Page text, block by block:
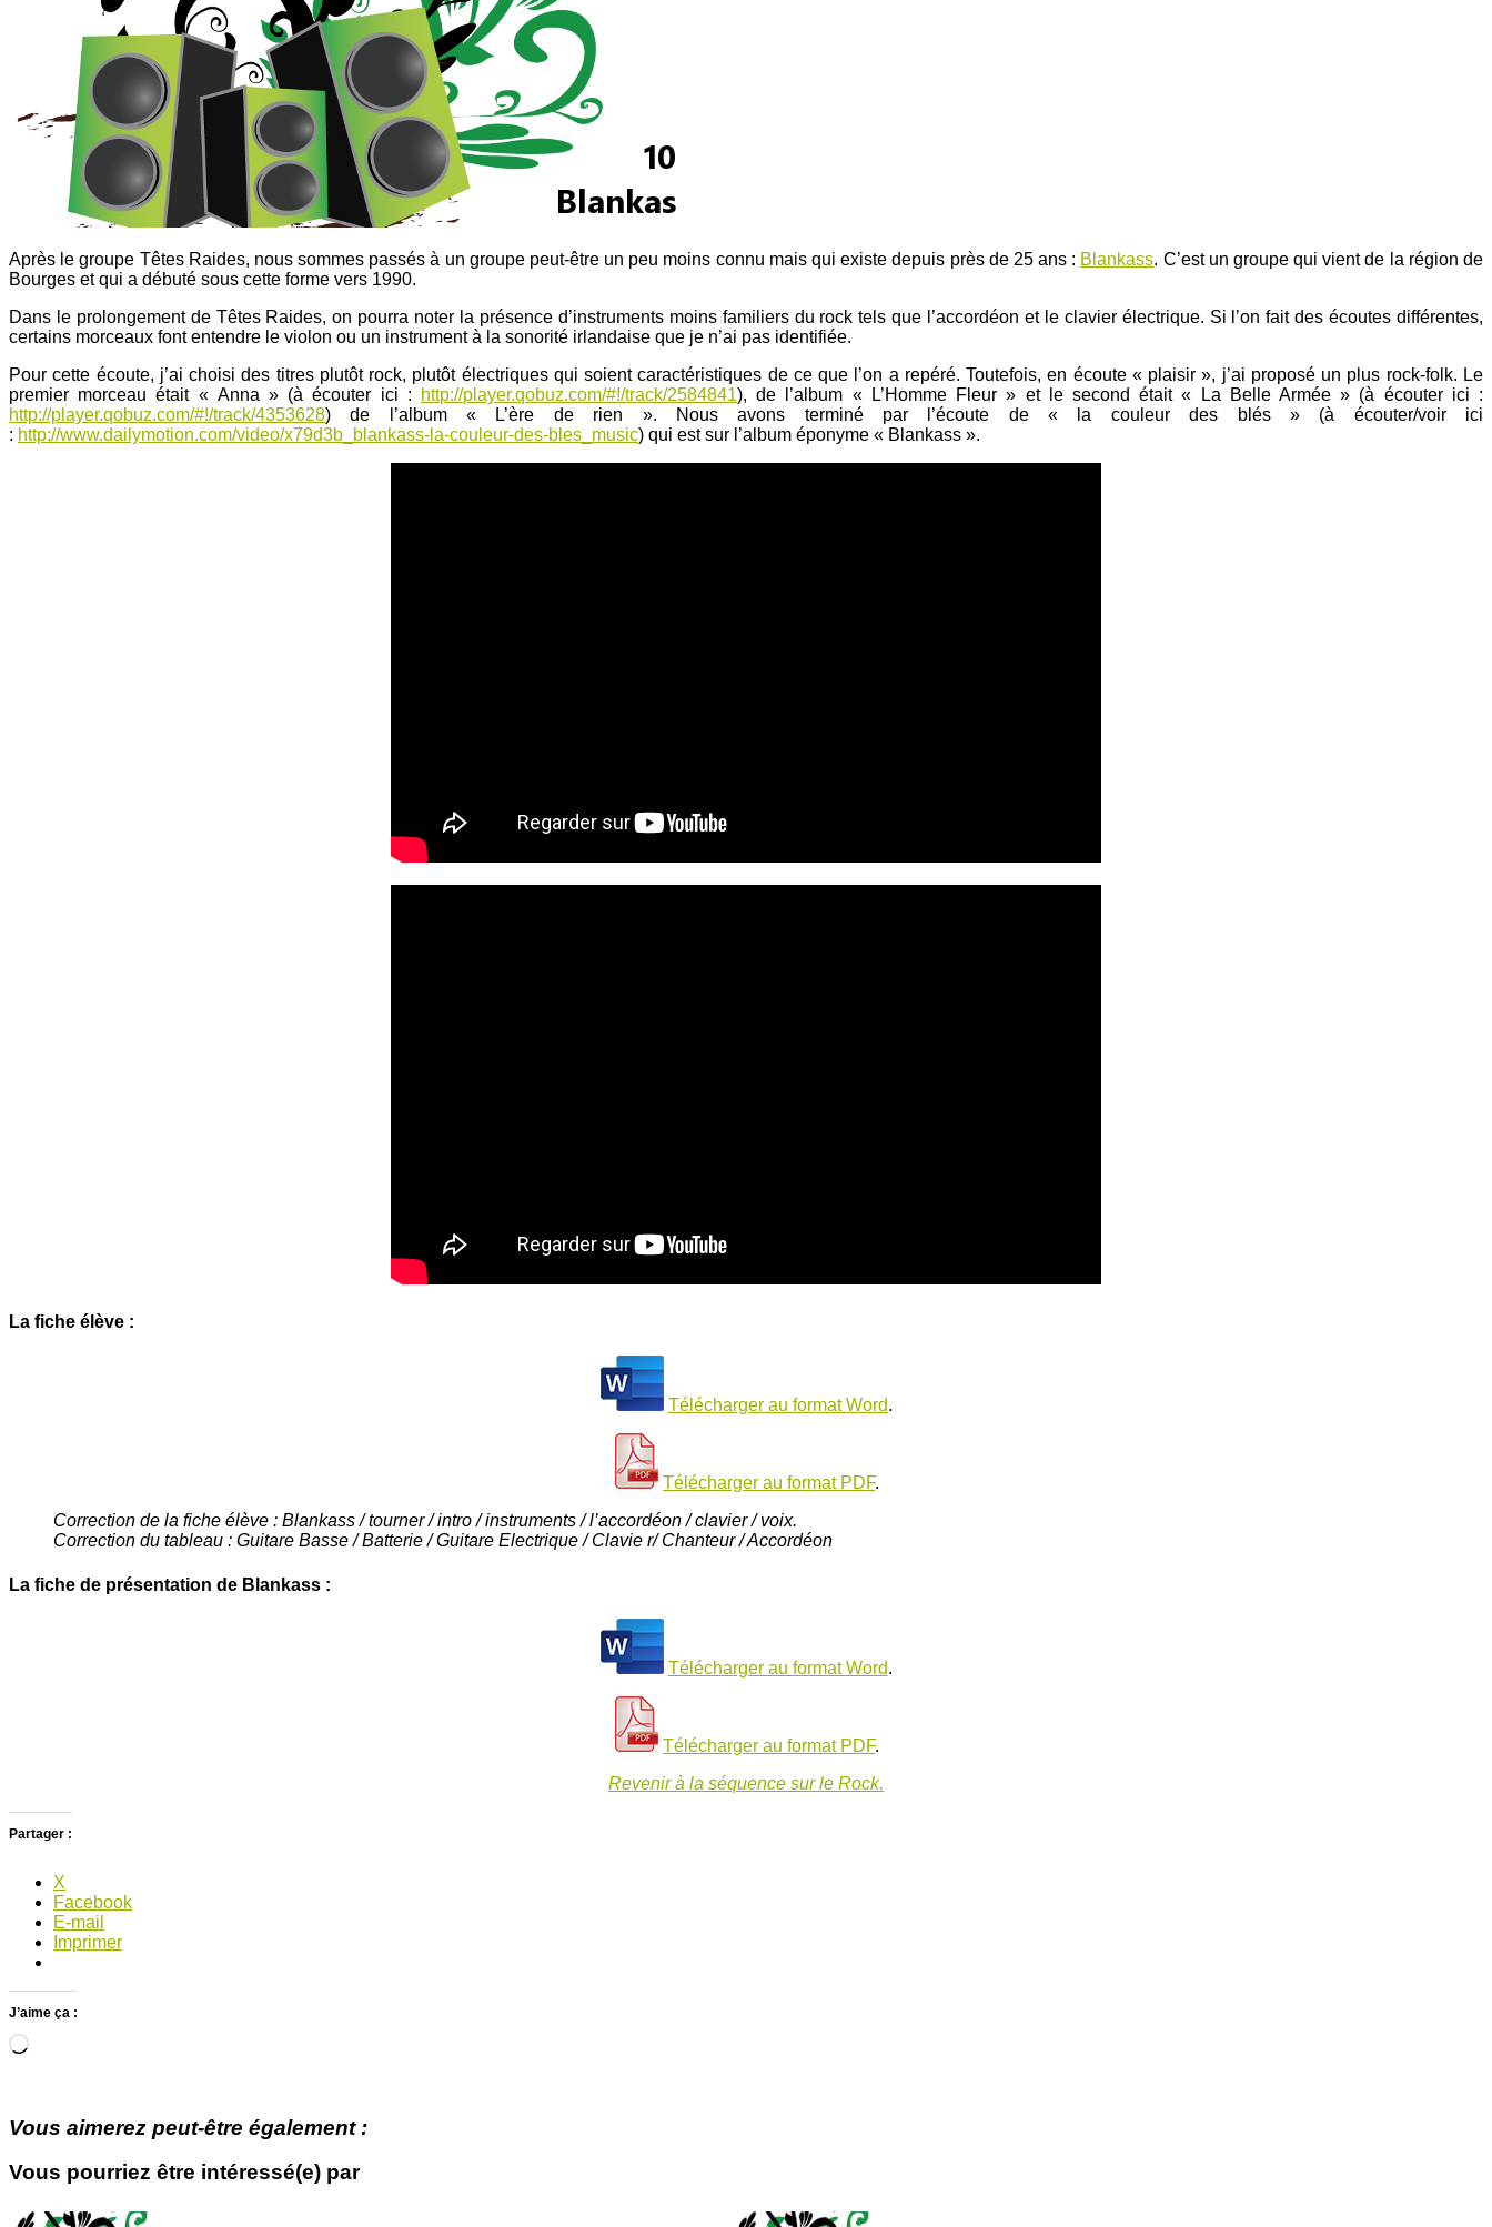
Après le groupe Têtes Raides, nous sommes passés à un groupe peut-être un peu moins connu mais qui existe depuis près de 25 ans : Blankass. C’est un groupe qui vient de la région de
Bourges et qui a débuté sous cette forme vers 1990.
Dans le prolongement de Têtes Raides, on pourra noter la présence d’instruments moins familiers du rock tels que l’accordéon et le clavier électrique. Si l’on fait des écoutes différentes,
certains morceaux font entendre le violon ou un instrument à la sonorité irlandaise que je n’ai pas identifiée.
Pour cette écoute, j’ai choisi des titres plutôt rock, plutôt électriques qui soient caractéristiques de ce que l’on a repéré. Toutefois, en écoute « plaisir », j’ai proposé un plus rock-folk. Le
premier morceau était « Anna » (à écouter ici :
http://player.qobuz.com/#!/track/2584841), de l’album « L’Homme Fleur » et le second était « La Belle Armée » (à écouter ici :
http://player.qobuz.com/#!/track/4353628) de l’album « L’ère de rien ». Nous avons terminé par l’écoute de « la couleur des blés » (à écouter/voir ici
: http://www.dailymotion.com/video/x79d3b_blankass-la-couleur-des-bles_music) qui est sur l’album éponyme « Blankass ».
La fiche élève :
Télécharger au format Word.
Télécharger au format PDF.
Correction de la fiche élève : Blankass / tourner / intro / instruments / l’accordéon / clavier / voix.
Correction du tableau : Guitare Basse / Batterie / Guitare Electrique / Clavie r/ Chanteur / Accordéon
La fiche de présentation de Blankass :
Télécharger au format Word.
Télécharger au format PDF.
Revenir à la séquence sur le Rock.
Partager :
X
Facebook
E-mail
Imprimer
J’aime ça :
Chargement…
Vous aimerez peut-être également :
Vous pourriez être intéressé(e) par